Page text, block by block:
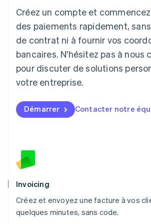
Créez un compte et
des paiements rapidement,
de contrat ni à fournir vos
bancaires. N'hésitez pas à nous
pour discuter de solutions
votre entreprise.
Démarrer Contacter notre
Invoicing
Créez et envoyez une facture à vos
quelques minutes, sans code.
English
Liechtenstein
Deutsch English
Lituanie
English
Luxembourg
FrançaisDeutschEnglish
Malaisie
Malte
English
Mexique
English
Nouvelle-Zélande
Pays-Bas
Nederlands
Pologne
English